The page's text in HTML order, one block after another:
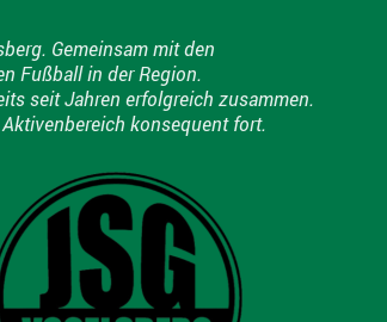
Gemeinsam mit den
Fußball in der Region.
seit Jahren erfolgreich zusammen.
konsequent fort.